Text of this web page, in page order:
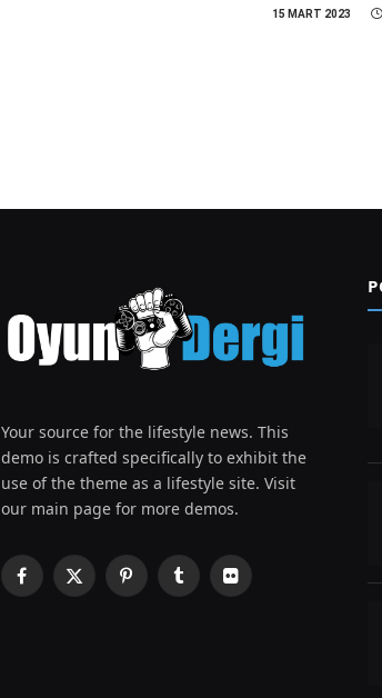
15 MART 2023
Your source for the lifestyle news. This
demo is crafted specifically to exhibit the
use of the theme as a lifestyle site. Visit
our main page for more demos.
Facebook
X
PinterestTumblrFlickr